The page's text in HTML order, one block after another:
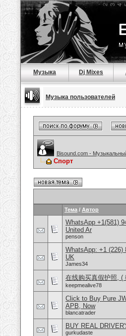
Музыка Dj Mixes
Музыка пользователей
Bisound.com -
Спорт
Тема / Автор
WhatsApp +1(581)
United Ar
penson
WhatsApp: +1 (226)
UK
James34
在线购买真假护照, (
keepmealive78
Click to Buy Pure
APB, Now
blancatrader
BUY REAL
gurkudaste